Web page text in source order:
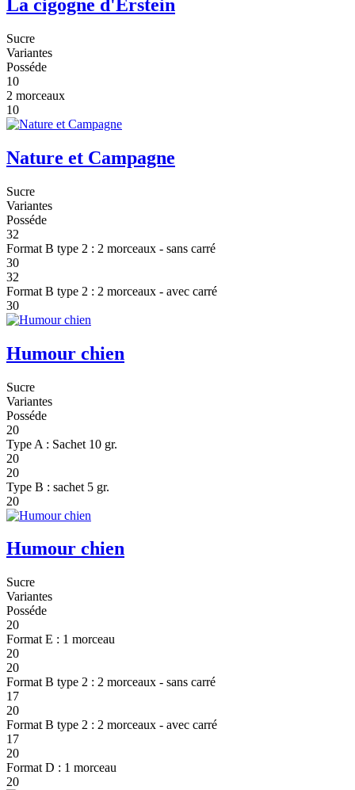
La cigogne d'Erstein
Sucre
Variantes
Posséde
10
2 morceaux
10
Nature et Campagne
Sucre
Variantes
Posséde
32
Format B type 2 : 2 morceaux - sans carré
30
32
Format B type 2 : 2 morceaux - avec carré
30
Humour chien
Sucre
Variantes
Posséde
20
Type A : Sachet 10 gr.
20
20
Type B : sachet 5 gr.
20
Humour chien
Sucre
Variantes
Posséde
20
Format E : 1 morceau
20
20
Format B type 2 : 2 morceaux - sans carré
17
20
Format B type 2 : 2 morceaux - avec carré
17
20
Format D : 1 morceau
20